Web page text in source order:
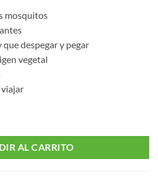
mosquitos
despegar y pegar
vegetal
viajar
AL CARRITO